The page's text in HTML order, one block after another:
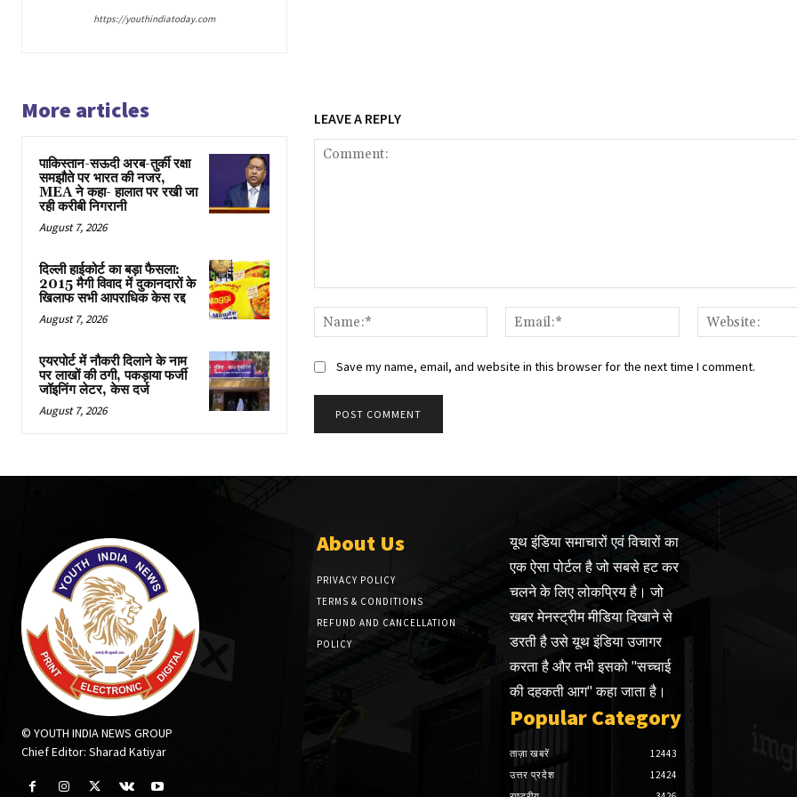
https://youthindiatoday.com
More articles
पाकिस्तान-सऊदी अरब-तुर्की रक्षा
समझौते पर भारत की नजर,
MEA ने कहा- हालात पर रखी जा
रही करीबी निगरानी
August 7, 2026
दिल्ली हाईकोर्ट का बड़ा फैसला:
2015 मैगी विवाद में दुकानदारों के
खिलाफ सभी आपराधिक केस रद्द
August 7, 2026
एयरपोर्ट में नौकरी दिलाने के नाम
पर लाखों की ठगी, पकड़ाया फर्जी
जॉइनिंग लेटर, केस दर्ज
August 7, 2026
LEAVE A REPLY
Name:*
Email:*
Save my name, email, and website in this browser for the next time I comment.
© YOUTH INDIA NEWS GROUP
Chief Editor: Sharad Katiyar
About Us
PRIVACY POLICY
TERMS & CONDITIONS
REFUND AND CANCELLATION
POLICY
यूथ इंडिया समाचारों एवं विचारों का
एक ऐसा पोर्टल है जो सबसे हट कर
चलने के लिए लोकप्रिय है। जो
खबर मेनस्ट्रीम मीडिया दिखाने से
डरती है उसे यूथ इंडिया उजागर
करता है और तभी इसको "सच्चाई
की दहकती आग" कहा जाता है।
Popular Category
ताज़ा खबरें
12443
उत्तर प्रदेश
12424